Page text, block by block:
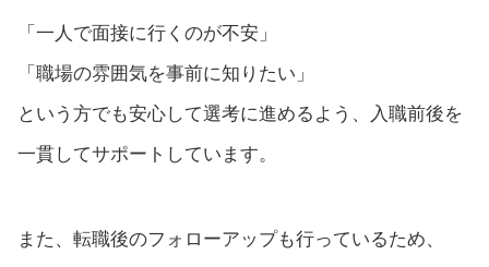
「一人で面接に行くのが不安」
「職場の雰囲気を事前に知りたい」
という方でも安心して選考に進めるよう、入職前後を
一貫してサポートしています。
また、転職後のフォローアップも行っているため、